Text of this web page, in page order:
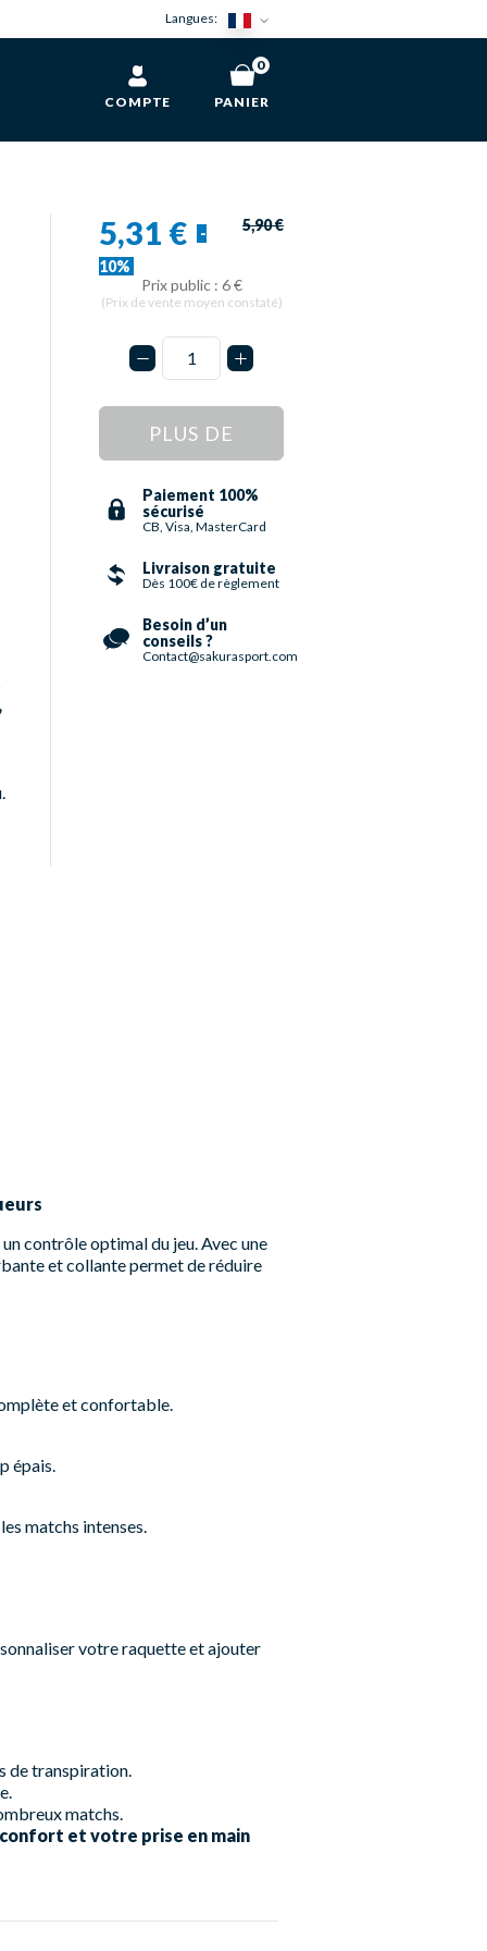
Langues:
COMPTE PANIER
0
5,31 €
-
10%
5,90 €
Prix public : 6 €
(Prix de vente moyen constaté)
PLUS DE
STOCK
Paiement 100%
sécurisé
CB, Visa, MasterCard
Livraison gratuite
Dès 100€ de règlement
Besoin d’un
conseils ?
Contact@sakurasport.com
contrôle optimal du jeu. Avec une
et collante permet de réduire
et confortable.
épais.
matchs intenses.
votre raquette et ajouter
de transpiration.
matchs.
et votre prise en main